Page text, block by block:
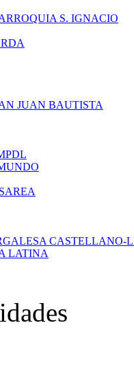
S. IGNACIO
JUAN BAUTISTA
CASTELLANO-
LATINA